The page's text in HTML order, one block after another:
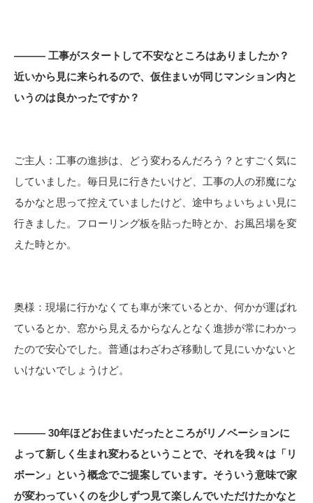
――― 工事がスタートして不安なところはありましたか？
近いから見に来られるので、仮住まいが同じマンション内と
いうのは良かったですか？
ご主人：工事の進捗は、どう変わるんだろう？とすごく気に
していました。毎日見に行きたいけど、工事の人の邪魔にな
るかなと思って控えていましたけど、途中ちょいちょい見に
行きました。フローリング板を貼った時とか、お風呂場を変
えた時とか。
奥様：現場に行かなくても車が来ているとか、何かが運ばれ
ているとか、窓から見えるからなんとなく進捗が常にわかっ
たので安心でした。普通はわざわざ移動して見にいかないと
いけないでしょうけど。
――― 30年ほどお住まいだったところがリノベーションに
よって新しく生まれ変わるということで、それを我々は「リ
ボーン」という概念でご提案しています。そういう意味で家
が変わっていくのを少しずつ見て楽しんでいただけたかなと